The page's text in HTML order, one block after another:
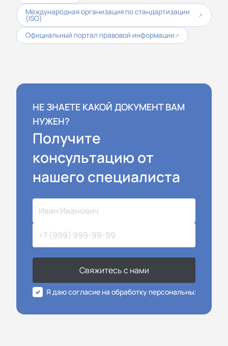
Международная организация по стандартизации
(ISO) ↗
Официальный портал правовой информации ↗
НЕ ЗНАЕТЕ КАКОЙ ДОКУМЕНТ ВАМ
НУЖЕН?
Получите
консультацию от
нашего специалиста
Свяжитесь с нами
Я даю согласие на обработку персональных